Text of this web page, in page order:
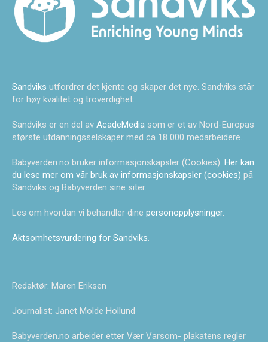
Sandviks utfordrer det kjente og skaper det nye. Sandviks står
for høy kvalitet og troverdighet.
Sandviks er en del av AcadeMedia som er et av Nord-Europas
største utdanningsselskaper med ca 18 000 medarbeidere.
Babyverden.no bruker informasjonskapsler (Cookies). Her kan
du lese mer om vår bruk av informasjonskapsler (cookies) på
Sandviks og Babyverden sine siter.
Les om hvordan vi behandler dine personopplysninger.
Aktsomhetsvurdering for Sandviks.
Redaktør: Maren Eriksen
Journalist: Janet Molde Hollund
Babyverden.no arbeider etter Vær Varsom- plakatens regler